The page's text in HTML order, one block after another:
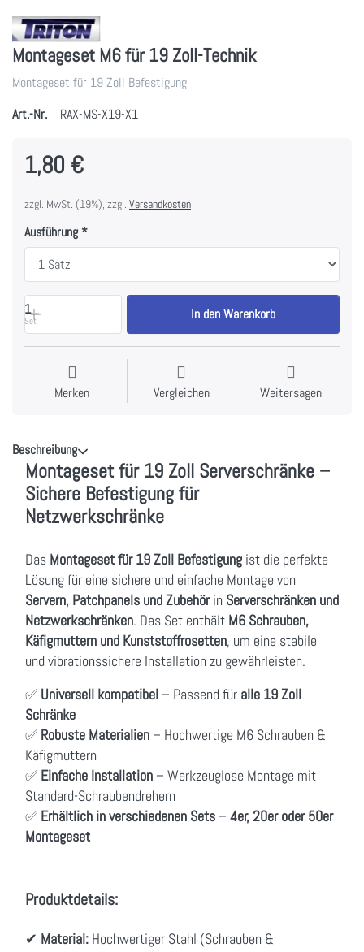
Montageset M6 für 19 Zoll-Technik
Montageset für 19 Zoll Befestigung
Art.-Nr.
RAX-MS-X19-X1
1,80 €
zzgl. MwSt. (19%), zzgl. Versandkosten
Ausführung
1
Set In den Warenkorb
Merken Vergleichen Weitersagen
Beschreibung
Montageset für 19 Zoll Serverschränke –
Sichere Befestigung für
Netzwerkschränke
Das Montageset für 19 Zoll Befestigung ist die perfekte
Lösung für eine sichere und einfache Montage von
Servern, Patchpanels und Zubehörin Serverschränken und
Netzwerkschränken. Das Set enthält M6 Schrauben,
Käfigmuttern und Kunststoffrosetten, um eine stabile
und vibrationssichere Installation zu gewährleisten.
✅ Universell kompatibel – Passend für alle 19 Zoll
Schränke
✅ Robuste Materialien – Hochwertige M6 Schrauben &
Käfigmuttern
✅ Einfache Installation – Werkzeuglose Montage mit
Standard-Schraubendrehern
✅ Erhältlich in verschiedenen Sets – 4er, 20er oder 50er
Montageset
Produktdetails:
✔ Material: Hochwertiger Stahl (Schrauben &